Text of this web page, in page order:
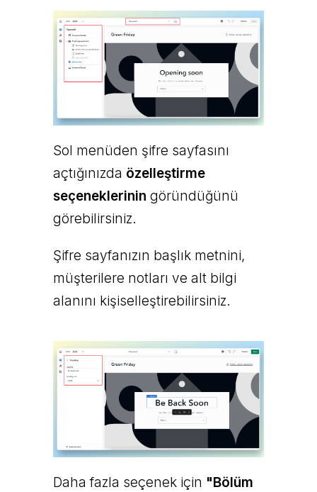
Sol menüden şifre sayfasını
açtığınızda özelleştirme
seçeneklerinin göründüğünü
görebilirsiniz.
Şifre sayfanızın başlık metnini,
müşterilere notları ve alt bilgi
alanını kişiselleştirebilirsiniz.
Daha fazla seçenek için "Bölüm